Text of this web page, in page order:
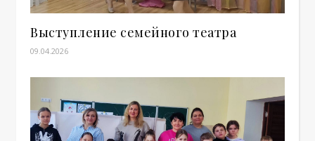
Выступление семейного театра
09.04.2026